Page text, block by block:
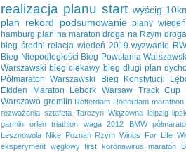
realizacja planu start wyścig
plan
rekord podsumowanie plany wiedeń
hamburg plan na maraton droga na Rzym
bieg średni relacja wiedeń 2019 wyzwanie RW
Bieg Niepodległości Bieg Powstania
Warszawski bieg ciekawy bieg długi plan
Półmaraton Warszawski
Bieg Konstytucji
Ekiden
Maraton Lębork Warsaw Track Cup
Warszawo gremlin Rotterdam Rotterdam marathon
rozważania sztafeta Tarczyn Wiązowna leipzig lipsk
garmin
orlen triathlon waga 2012 BMW
Lesznowola Nike Poznań Rzym Wings For Life
eksperyment węglowy first koronawirus maraton